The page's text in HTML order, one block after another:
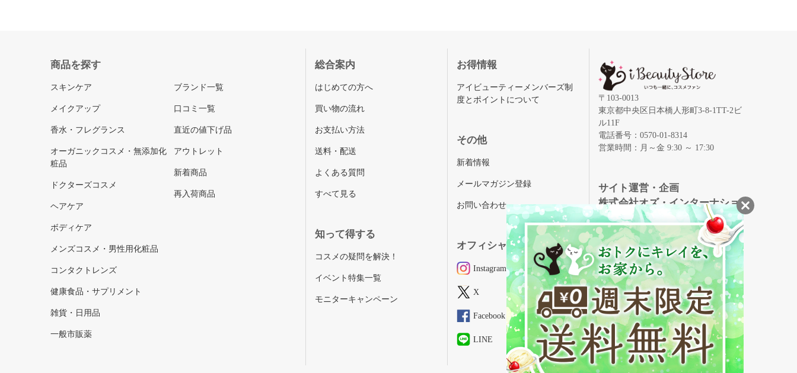
商品を探す
スキンケア
メイクアップ
香水・フレグランス
オーガニックコスメ・無添加化
粧品
ドクターズコスメ
ヘアケア
ボディケア
メンズコスメ・男性用化粧品
コンタクトレンズ
健康食品・サプリメント
雑貨・日用品
一般市販薬
ブランド一覧
口コミ一覧
直近の値下げ品
アウトレット
新着商品
再入荷商品
総合案内
はじめての方へ
買い物の流れ
お支払い方法
送料・配送
よくある質問
すべて見る
知って得する
コスメの疑問を解決！
イベント特集一覧
モニターキャンペーン
お得情報
アイビューティーメンバーズ制
度とポイントについて
その他
新着情報
メールマガジン登録
お問い合わせ
オフィシャルSNS
Instagram
X
Facebook
LINE
〒103-0013
東京都中央区日本橋人形町3-8-1TT-2ビ
ル11F
電話番号：0570-01-8314
営業時間：月～金 9:30 ～ 17:30
サイト運営・企画
株式会社オズ・インターナショ
ナル
創業150年、英国伝統の最高級猪毛ハン
ドメイドヘアブラシ
メイソンピアソン